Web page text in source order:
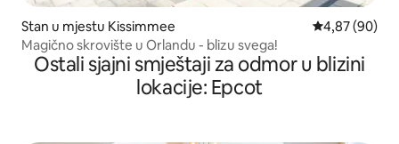
Stan u mjestu Kissimmee Prosječna
4,87 (90)
Magično skrovište u Orlandu - blizu svega!
Ostali sjajni smještaji za odmor u blizini
lokacije: Epcot